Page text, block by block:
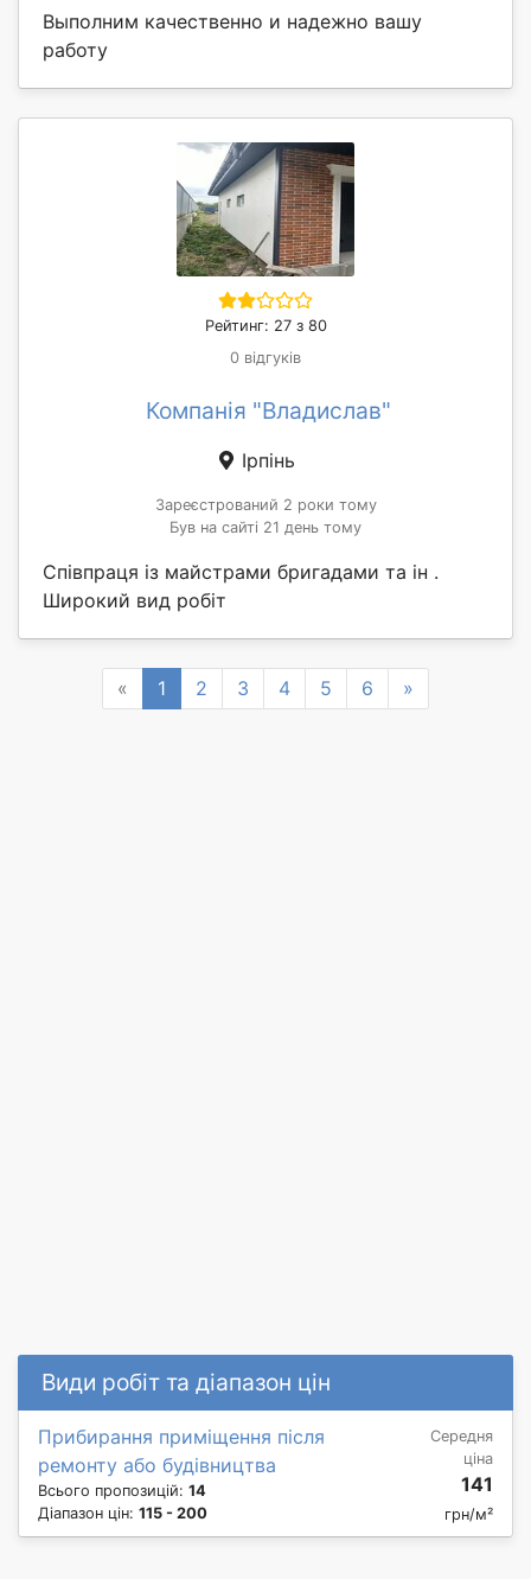
Види робіт та діапазон цін
Прибирання приміщення після
ремонту або будівництва
Всього пропозицій: 14
Діапазон цін: 115 - 200
Середня
ціна
141
грн/м²
Выполним качественно и надежно вашу
работу
Рейтинг: 27 з 80
0 відгуків
Компанія "Владислав"
Ірпінь
Зареєстрований 2 роки тому
Був на сайті 21 день тому
Співпраця із майстрами бригадами та ін .
Широкий вид робіт
« Previous
1 2 3 4 5 6 »